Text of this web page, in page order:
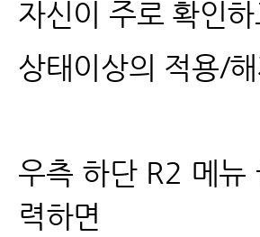
자신이 주로 확인
상태이상의 적용/
우측 하단 R2 메뉴
력하면